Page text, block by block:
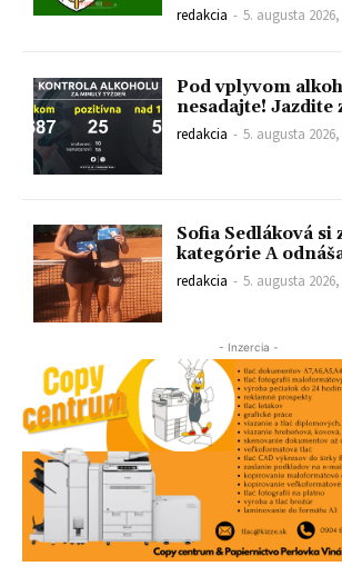
redakcia - 5. augusta 2026,
Pod vplyvom
nesadajte! Jazdite
redakcia - 5. augusta 2026,
Sofia Sedláková
kategórie A
redakcia - 5. augusta 2026,
- Inzercia -